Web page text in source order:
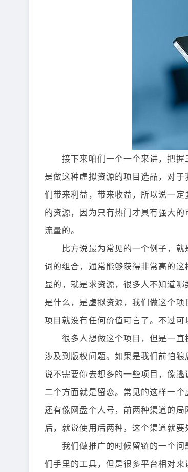
接下来咱们一个一个来讲，把握
是做这种虚拟资源的项目选品，对
们带来利益，带来收益，所以说一定
的资源，因为只有热门才具有强大
流量的。
比方说最为常见的一个例子，就
词的组合，通常能够获得非常高的
显的，就是求资源，很多人不知道
是什么，是虚拟资源，我们做这个
项目就没有任何价值可言了。不过可
很多人想做这个项目，但是一直
涉及到版权问题。如果是我们前怕
说不需要你去想多的一些项目，像
二个方面就是留恋。常见的这样一
还有像网盘个人号，前两种渠道的
后，就说使用后两种，这个渠道就要
我们做推广的时候留链的一个问
们手里的工具，但是很多平台相对